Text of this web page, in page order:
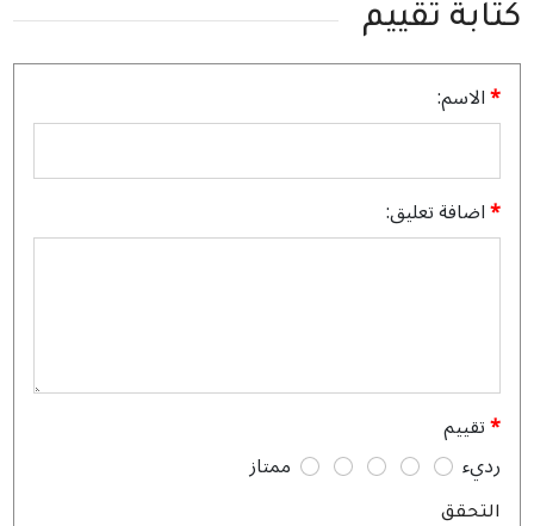
كتابة تقييم
الاسم:
اضافة تعليق:
تقييم
رديء
ممتاز
التحقق